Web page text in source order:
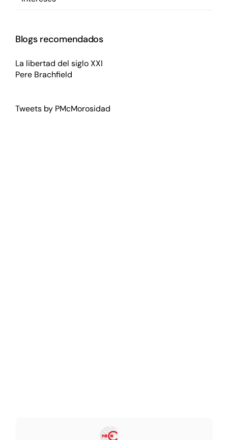
Blogs recomendados
La libertad del siglo XXI
Pere Brachfield
Tweets by PMcMorosidad